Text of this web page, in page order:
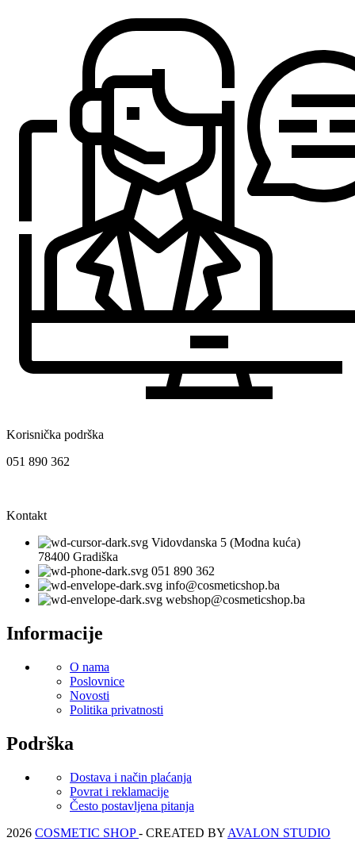
Korisnička podrška
051 890 362
Kontakt
Vidovdanska 5 (Modna kuća)
78400 Gradiška
051 890 362
info@cosmeticshop.ba
webshop@cosmeticshop.ba
Informacije
O nama
Poslovnice
Novosti
Politika privatnosti
Podrška
Dostava i način plaćanja
Povrat i reklamacije
Često postavljena pitanja
2026 COSMETIC SHOP- CREATED BY AVALON STUDIO